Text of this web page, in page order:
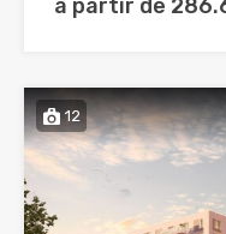
à partir de
12